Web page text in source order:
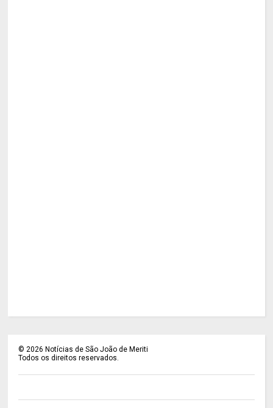
©2026 Notícias de São João de Meriti
Todos os direitos reservados.